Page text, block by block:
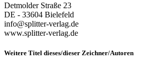
Detmolder Straße 23
DE - 33604 Bielefeld
info@splitter-verlag.de
www.splitter-verlag.de
Weitere Titel dieses/dieser Zeichner/Autoren